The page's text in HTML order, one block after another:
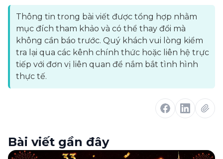
Thông tin trong bài viết được tổng hợp nhằm
mục đích tham khảo và có thể thay đổi mà
không cần báo trước. Quý khách vui lòng kiểm
tra lại qua các kênh chính thức hoặc liên hệ trực
tiếp với đơn vị liên quan để nắm bắt tình hình
thực tế.
Bài viết gần đây